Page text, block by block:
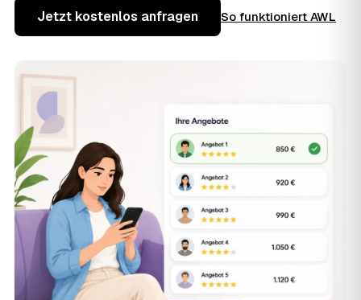
Jetzt kostenlos anfragen So funktioniert AWL